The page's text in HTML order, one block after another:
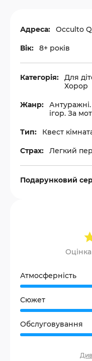
Адреса: Occulto
Вік: 8+ років
Категорія:
Для
Хорор
Жанр:
ігор. За
Тип: Квест
Страх: Легкий
Подарунковий
Оцінка
Атмосферність
Сюжет
Обслуговування